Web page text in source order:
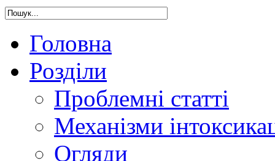
Головна
Розділи
Проблемні статті
Механізми
Огляди